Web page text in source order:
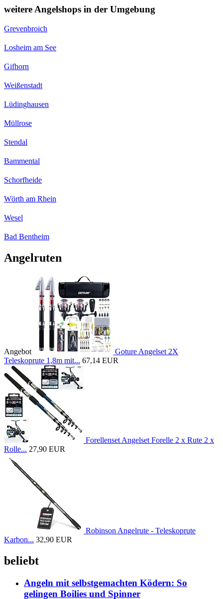
weitere Angelshops in der Umgebung
Grevenbroich
Losheim am See
Gifhorn
Weißenstadt
Lüdinghausen
Müllrose
Stendal
Bammental
Schorfheide
Wörth am Rhein
Wesel
Bad Bentheim
Angelruten
Angebot
Goture Angelset 2X
Teleskoprute 1,8m mit... 67,14 EUR
Forellenset Angelset Forelle 2 x Rute 2 x
Rolle... 27,90 EUR
Robinson Angelrute - Teleskoprute
Karbon... 32,90 EUR
beliebt
Angeln mit selbstgemachten Ködern: So
gelingen Boilies und Spinner